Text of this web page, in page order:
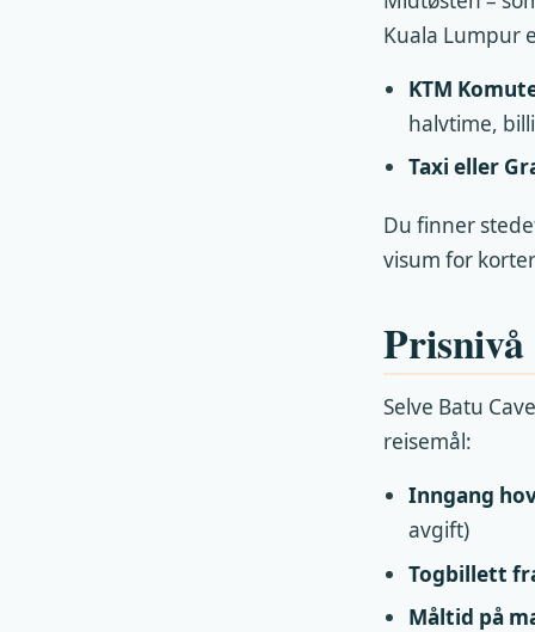
Kuala Lumpur
KTM
halvtime,
Taxi eller
Du finner
visum for
Prisnivå
Selve Batu
reisemål:
Inngang
avgift)
Togbillett
Måltid på